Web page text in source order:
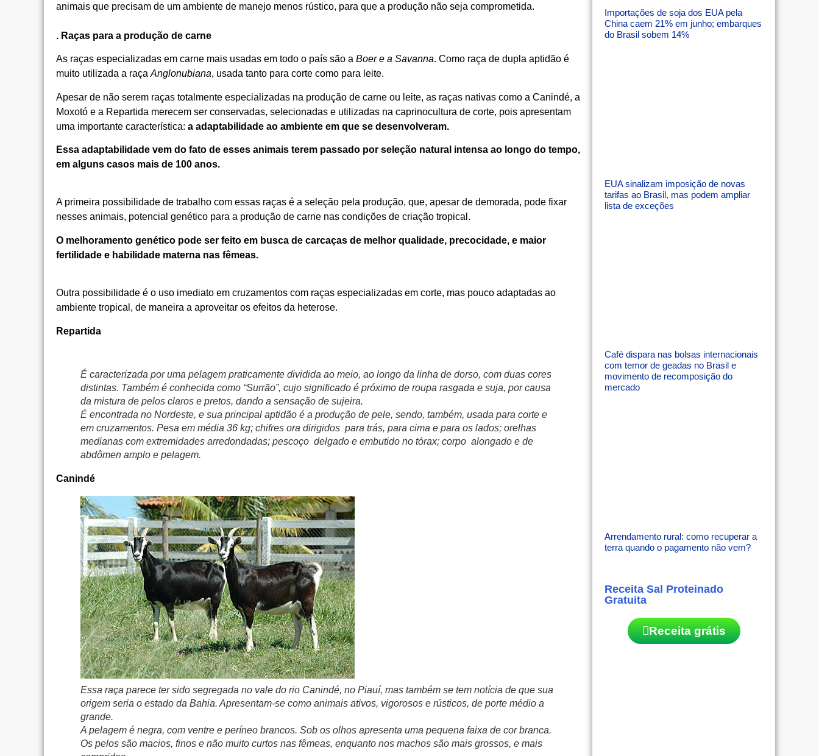
animais que precisam de um ambiente de manejo menos rústico, para que a produção não seja comprometida.
. Raças para a produção de carne
As raças especializadas em carne mais usadas em todo o país são a Boer e a Savanna. Como raça de dupla aptidão é
muito utilizada a raça Anglonubiana, usada tanto para corte como para leite.
Apesar de não serem raças totalmente especializadas na produção de carne ou leite, as raças nativas como a Canindé, a
Moxotó e a Repartida merecem ser conservadas, selecionadas e utilizadas na caprinocultura de corte, pois apresentam
uma importante característica: a adaptabilidade ao ambiente em que se desenvolveram.
Essa adaptabilidade vem do fato de esses animais terem passado por seleção natural intensa ao longo do tempo,
em alguns casos mais de 100 anos.
A primeira possibilidade de trabalho com essas raças é a seleção pela produção, que, apesar de demorada, pode fixar
nesses animais, potencial genético para a produção de carne nas condições de criação tropical.
O melhoramento genético pode ser feito em busca de carcaças de melhor qualidade, precocidade, e maior
fertilidade e habilidade materna nas fêmeas.
Outra possibilidade é o uso imediato em cruzamentos com raças especializadas em corte, mas pouco adaptadas ao
ambiente tropical, de maneira a aproveitar os efeitos da heterose.
Repartida
É caracterizada por uma pelagem praticamente dividida ao meio, ao longo da linha de dorso, com duas cores
distintas. Também é conhecida como “Surrão”, cujo significado é próximo de roupa rasgada e suja, por causa
da mistura de pelos claros e pretos, dando a sensação de sujeira.
É encontrada no Nordeste, e sua principal aptidão é a produção de pele, sendo, também, usada para corte e
em cruzamentos. Pesa em média 36 kg; chifres ora dirigidos para trás, para cima e para os lados; orelhas
medianas com extremidades arredondadas; pescoço delgado e embutido no tórax; corpo alongado e de
abdômen amplo e pelagem.
Canindé
Essa raça parece ter sido segregada no vale do rio Canindé, no Piauí, mas também se tem notícia de que sua
origem seria o estado da Bahia. Apresentam-se como animais ativos, vigorosos e rústicos, de porte médio a
grande.
A pelagem é negra, com ventre e períneo brancos. Sob os olhos apresenta uma pequena faixa de cor branca.
Os pelos são macios, finos e não muito curtos nas fêmeas, enquanto nos machos são mais grossos, e mais
Importações de soja dos EUA pela
China caem 21% em junho; embarques
do Brasil sobem 14%
EUA sinalizam imposição de novas
tarifas ao Brasil, mas podem ampliar
lista de exceções
Café dispara nas bolsas internacionais
com temor de geadas no Brasil e
movimento de recomposição do
mercado
Arrendamento rural: como recuperar a
terra quando o pagamento não vem?
Receita Sal Proteinado
Gratuita
Receita grátis